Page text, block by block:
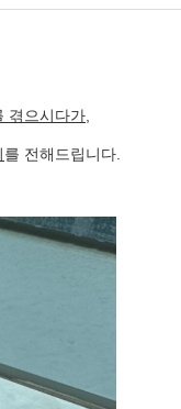
겪으시다가,
를 전해드립니다.